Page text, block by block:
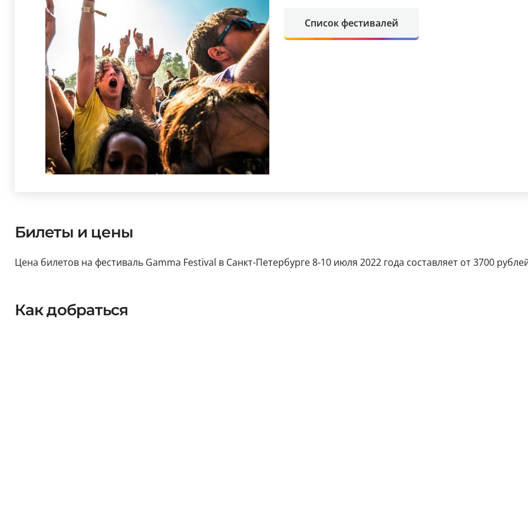
Список фестивалей
Билеты и цены
Цена билетов на фестиваль Gamma Festival в Санкт-Петербурге 8-10 июля 2022 года составляет от 3700
Как добраться